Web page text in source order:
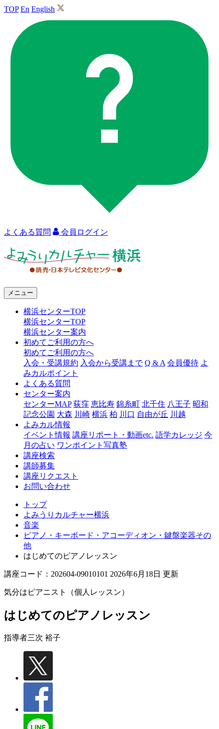
TOP En English
よくある質問 会員ログイン
ャ
浜
メニュー
横浜センターTOP
横浜センターTOP
横浜センター案内
初めてご利用の方へ
初めてご利用の方へ
入会・受講規約 入会から受講まで Q & A 会員優待 よ
みカルポイント
よくある質問
センター案内
センターMAP 荻窪 恵比寿 錦糸町 北千住 八王子 昭和
記念公園 大森 川崎 横浜 柏 川口 自由が丘 川越
よみカル情報
イベント情報 講座リポート・動画etc. 語学カレッジ 今
月の占い ワンポイント写真塾
講座検索
講師募集
講座リクエスト
お問い合わせ
トップ
よみうりカルチャー横浜
音楽
ピアノ・キーボード・アコーディオン・鍵盤楽器その
他
はじめてのピアノレッスン
講座コード：202604-09010101 2026年6月18日 更新
気分はピアニスト（個人レッスン）
はじめてのピアノレッスン
指導者三次 裕子